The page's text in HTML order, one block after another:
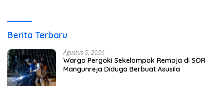
Berita Terbaru
Agustus 5, 2026
Warga Pergoki Sekelompok Remaja di SOR
Mangunreja Diduga Berbuat Asusila